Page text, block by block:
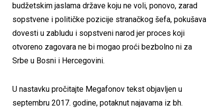
budžetskim jaslama države koju ne voli, ponovo, zarad
sopstvene i političke pozicije stranačkog šefa, pokušava
dovesti u zabludu i sopstveni narod jer proces koji
otvoreno zagovara ne bi mogao proći bezbolno ni za
Srbe u Bosni i Hercegovini.
U nastavku pročitajte Megafonov tekst objavljen u
septembru 2017. godine, potaknut najavama iz bh.